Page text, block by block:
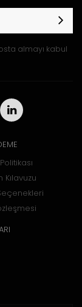
almayı kabul
Kılavuzu